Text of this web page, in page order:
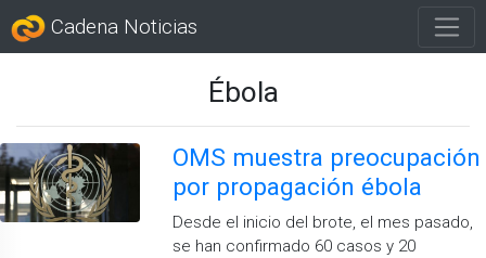
Cadena Noticias
Ébola
OMS muestra preocupación
por propagación ébola
Desde el inicio del brote, el mes pasado,
se han confirmado 60 casos y 20